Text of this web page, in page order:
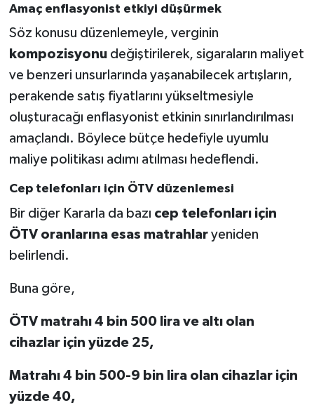
Amaç enflasyonist etkiyi düşürmek
Söz konusu düzenlemeyle, verginin
kompozisyonu değiştirilerek, sigaraların maliyet
ve benzeri unsurlarında yaşanabilecek artışların,
perakende satış fiyatlarını yükseltmesiyle
oluşturacağı enflasyonist etkinin sınırlandırılması
amaçlandı. Böylece bütçe hedefiyle uyumlu
maliye politikası adımı atılması hedeflendi.
Cep telefonları için ÖTV düzenlemesi
Bir diğer Kararla da bazı cep telefonları için
ÖTV oranlarına esas matrahlaryeniden
belirlendi.
Buna göre,
ÖTV matrahı 4 bin 500 lira ve altı olan
cihazlar için yüzde 25,
Matrahı 4 bin 500-9 bin lira olan cihazlar için
yüzde 40,